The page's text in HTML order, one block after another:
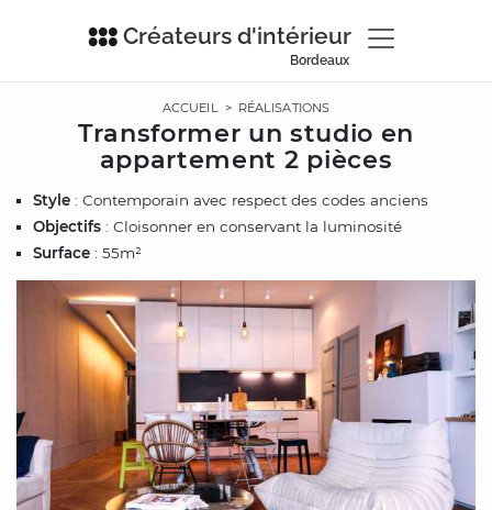
Créateurs d'intérieur
Bordeaux
ACCUEIL> RÉALISATIONS
Transformer un studio en
appartement 2 pièces
Style : Contemporain avec respect des codes anciens
Objectifs : Cloisonner en conservant la luminosité
Surface : 55m²